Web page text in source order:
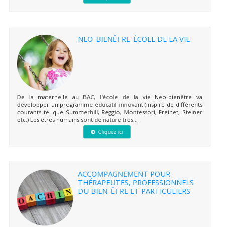
NEO-BIENÊTRE-ÉCOLE DE LA VIE
De la maternelle au BAC, l'école de la vie Neo-bienêtre va
développer un programme éducatif innovant (inspiré de différents
courants tel que Summerhill, Reggio, Montessori, Freinet, Steiner
etc.) Les êtres humains sont de nature très...
Cliquez ici
ACCOMPAGNEMENT POUR
THÉRAPEUTES, PROFESSIONNELS
DU BIEN-ÊTRE ET PARTICULIERS